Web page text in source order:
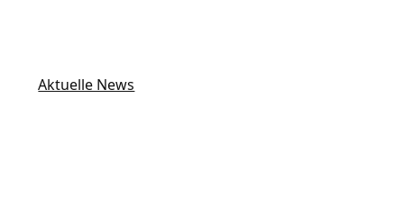
Aktuelle News